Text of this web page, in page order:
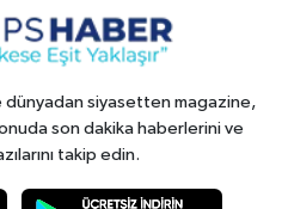
dünyadan siyasetten magazine,
son dakika haberlerini ve
takip edin.